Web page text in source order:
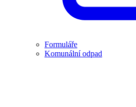
Formuláře
Komunální odpad